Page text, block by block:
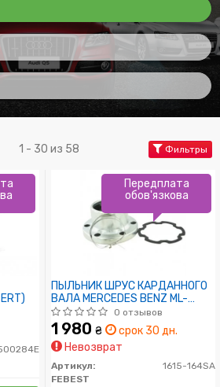
1 - 30 из 58 Фильтры
ПЫЛЬНИК ШРУС КАРДАННОГО
ВАЛА MERCEDES BENZ ML-
CLASS 164 2004-2011
0 отзывов
1 980 ₴
срок 30 дн.
Невозврат
Артикул:
1615-164SA
FEBEST
Передплата
обов'язкова